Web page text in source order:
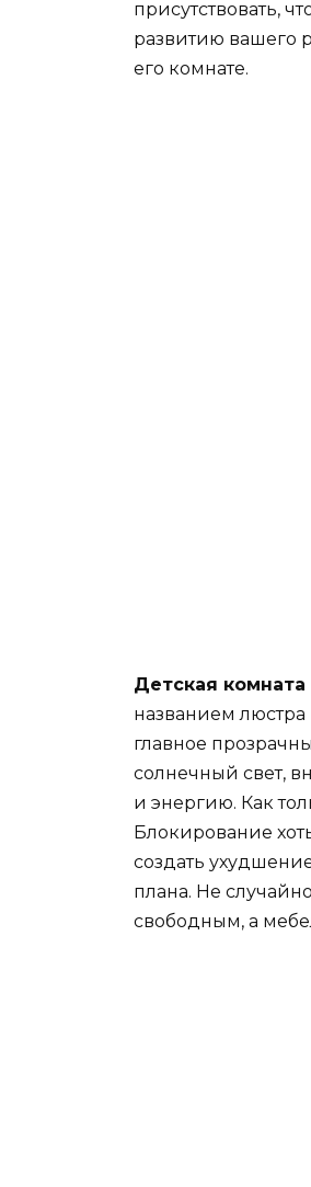
присутствовать,
развитию вашего
его комнате.
Детская
названием
главное
солнечный свет,
и энергию. Как
Блокирование
создать
плана. Не
свободным, а